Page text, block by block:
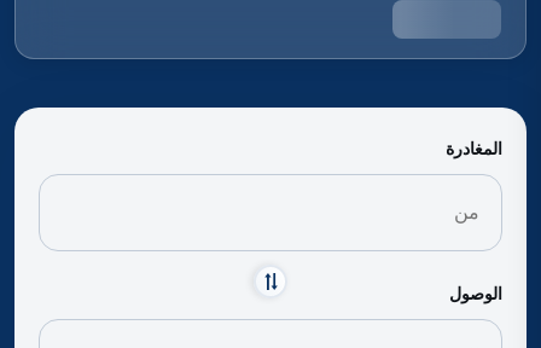
المغادرة
الوصول